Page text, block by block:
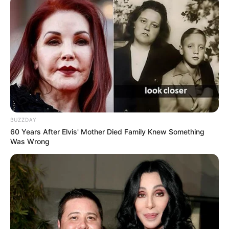
Anti Mainstream, 10 Cara
Membawa Barang Belanjaan
Versi Warga Thailand
Langka Banget! 10 Pose Lucu
Katak yang Bikin Ketawa
Gemes
BUZZDAY
60 Years After Elvis' Mother Died Family Knew Something
Was Wrong